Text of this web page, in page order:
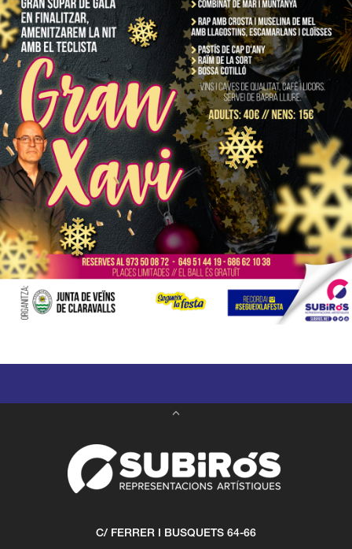
C/ FERRER I BUSQUETS 64-66